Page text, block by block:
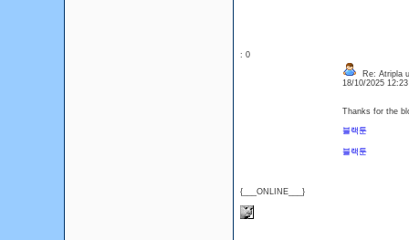
: 0
{___ONLINE___}
Re: Atripla
18/10/2025
Thanks for the
블랙툰
블랙툰